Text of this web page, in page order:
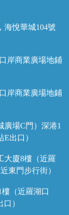
海悅華城104號
岸商業廣場地鋪
岸商業廣場地鋪
廣場C門）深港1
出口）
大廈8樓（近羅
東門步行街）
（近羅湖口
）